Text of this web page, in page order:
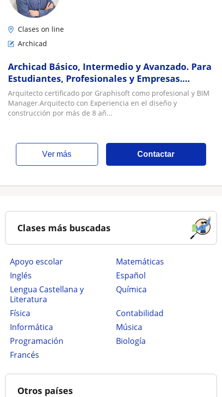
Clases on line
Archicad
Archicad Básico, Intermedio y Avanzado. Para
Estudiantes, Profesionales y Empresas.
Proyectos Reales y Metodología Error-
Aprende
Arquitecto certificado por Graphisoft como profesional y BIM
Manager.Arquitecto con Experiencia en el diseño y
construcción por más de 8 añ...
ver más Contactar
Clases más buscadas
Apoyo escolar
Matemáticas
Inglés
Español
Lengua Castellana y
Literatura
Química
Física
Contabilidad
Informática
Música
Programación
Biología
Francés
Otros países